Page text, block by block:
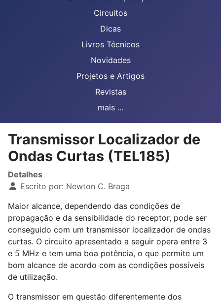
Circuitos
Dicas
Livros Técnicos
Novidades
Projetos e Artigos
Revistas
mais ...
Transmissor Localizador de
Ondas Curtas (TEL185)
Detalhes
Escrito por: Newton C. Braga
Maior alcance, dependendo das condições de
propagação e da sensibilidade do receptor, pode ser
conseguido com um transmissor localizador de ondas
curtas. O circuito apresentado a seguir opera entre 3
e 5 MHz e tem uma boa potência, o que permite um
bom alcance de acordo com as condições possíveis
de utilização.
O transmissor em questão diferentemente dos